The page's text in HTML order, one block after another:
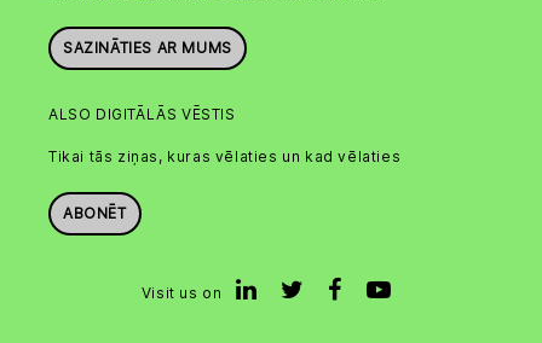
SAZINĀTIES AR MUMS
ALSO DIGITĀLĀS VĒSTIS
Tikai tās ziņas, kuras vēlaties un kad vēlaties
ABONĒT
Visit us on